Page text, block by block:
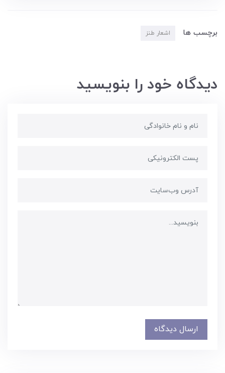
برچسب ها اشعار طنز
دیدگاه خود را بنویسید
ارسال دیدگاه